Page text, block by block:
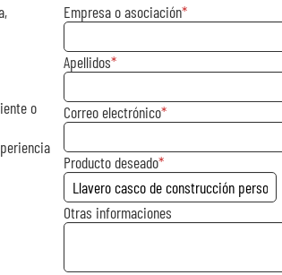
o
Empresa o asociación
Apellidos
Correo electrónico
Producto deseado
Otras informaciones